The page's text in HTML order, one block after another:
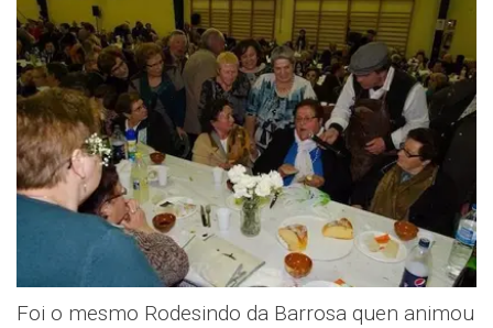
Foi o mesmo Rodesindo da Barrosa quen animou